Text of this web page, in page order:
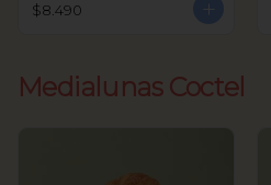
$8.490
Medialunas Coctel